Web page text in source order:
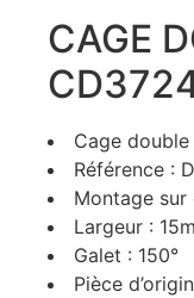
CAGE
Cage
Référence :
Montage sur
Largeur :
Galet : 150°
Pièce